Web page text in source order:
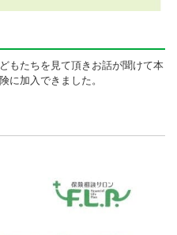
もたちを見て頂きお話が聞けて本
に加入できました。